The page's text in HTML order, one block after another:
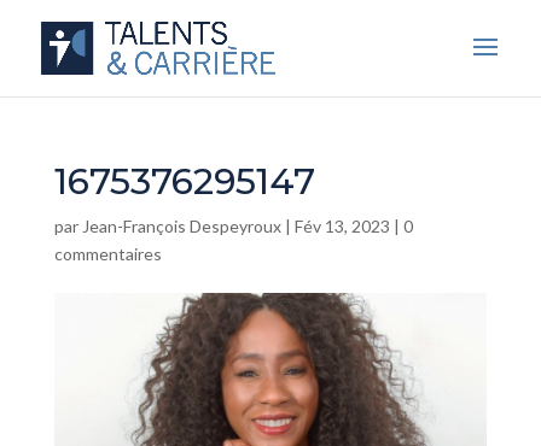
1675376295147
par Jean-François Despeyroux| Fév 13, 2023 | 0
commentaires